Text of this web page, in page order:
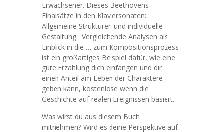
Erwachsener. Dieses Beethovens
Finalsätze in den Klaviersonaten:
Allgemeine Strukturen und individuelle
Gestaltung : Vergleichende Analysen als
Einblick in die … zum Kompositionsprozess
ist ein großartiges Beispiel dafür, wie eine
gute Erzählung dich einfangen und dir
einen Anteil am Leben der Charaktere
geben kann, kostenlose wenn die
Geschichte auf realen Ereignissen basiert.
Was wirst du aus diesem Buch
mitnehmen? Wird es deine Perspektive auf